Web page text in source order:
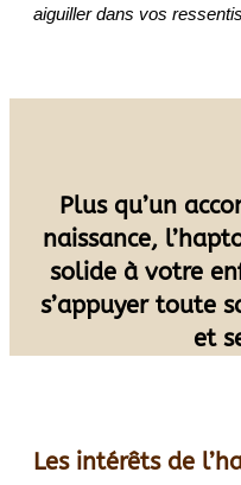
aiguiller dans vos
Plus qu’un
naissance,
solide à votre
s’appuyer toute
et
Les intérêts de